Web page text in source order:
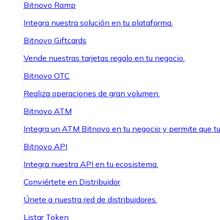
Bitnovo Ramp
Integra nuestra solución en tu plataforma.
Bitnovo Giftcards
Vende nuestras tarjetas regalo en tu negocio.
Bitnovo OTC
Realiza operaciones de gran volumen.
Bitnovo ATM
Integra un ATM Bitnovo en tu negocio y permite que
Bitnovo API
Integra nuestra API en tu ecosistema.
Conviértete en Distribuidor
Únete a nuestra red de distribuidores.
Listar Token